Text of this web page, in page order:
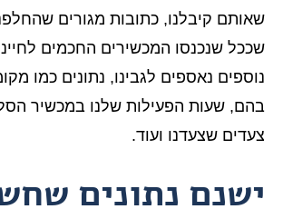
שאותם קיבלנו, כתובות מגורים
שככל שנכנסו המכשירים החכמים
נוספים נאספים לגבינו, נתונים כמו
בהם, שעות הפעילות שלנו במכשיר
צעדים שצעדנו ועוד.
ישנם נתונים